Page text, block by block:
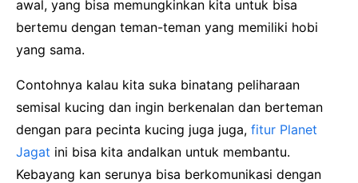
awal, yang bisa memungkinkan kita untuk bisa
bertemu dengan teman-teman yang memiliki hobi
yang sama.
Contohnya kalau kita suka binatang peliharaan
semisal kucing dan ingin berkenalan dan berteman
dengan para pecinta kucing juga juga, fitur Planet
Jagat ini bisa kita andalkan untuk membantu.
Kebayang kan serunya bisa berkomunikasi dengan